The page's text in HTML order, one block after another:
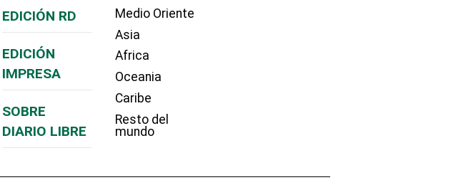
EDICIÓN RD
EDICIÓN
IMPRESA
SOBRE
DIARIO LIBRE
Medio Oriente
Asia
Africa
Oceania
Caribe
Resto del
mundo